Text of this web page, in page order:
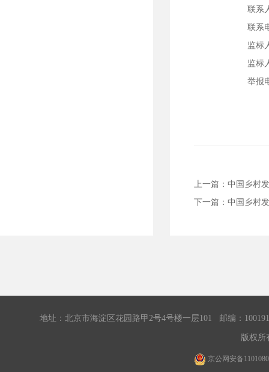
联系
联系
监标
监标
举报
上一篇： 中国乡村
下一篇： 中国乡村
地址：北京市海淀区花园路甲2号4号楼一层101 邮编：
版权
京公网安备